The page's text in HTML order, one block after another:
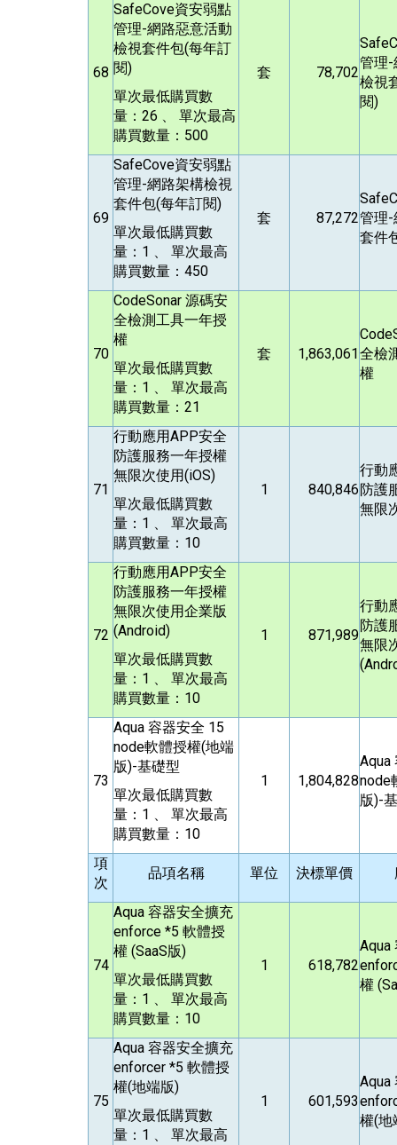
68
SafeCove資安弱點
管理-網路惡意活動
檢視套件包(每年訂
閱)
單次最低購買數
量：26 、 單次最高
購買數量：500
套 78,702
管理-
檢視
閱)
69
SafeCove資安弱點
管理-網路架構檢視
套件包(每年訂閱)
單次最低購買數
量：1 、 單次最高
購買數量：450
套 87,272管理-
套件
70
CodeSonar 源碼安
全檢測工具一年授
權
單次最低購買數
量：1 、 單次最高
購買數量：21
套 1,863,061 全檢
權
71
行動應用APP安全
防護服務一年授權
無限次使用(iOS)
單次最低購買數
量：1 、 單次最高
購買數量：10
1 840,846
行動
防護
無限
72
行動應用APP安全
防護服務一年授權
無限次使用企業版
(Android)
單次最低購買數
量：1 、 單次最高
購買數量：10
1 871,989
行動
防護
無限
73
Aqua 容器安全 15
node軟體授權(地端
版)-基礎型
單次最低購買數
量：1 、 單次最高
購買數量：10
1 1,804,828
Aqua
node
版)-
項
次
品項名稱 單位 決標單價
74
Aqua 容器安全擴充
enforce *5 軟體授
權 (SaaS版)
單次最低購買數
量：1 、 單次最高
購買數量：10
1 618,782
Aqua
權
75
Aqua 容器安全擴充
enforcer *5 軟體授
權(地端版)
單次最低購買數
量：1 、 單次最高
1 601,593
Aqua
權(地